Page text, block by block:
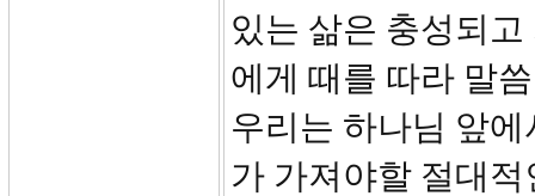
있는 삶은 충성되
에게 때를 따라 말
우리는 하나님 앞
가 가져야할 절대